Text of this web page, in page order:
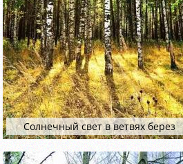
Солнечный свет в ветвях берез